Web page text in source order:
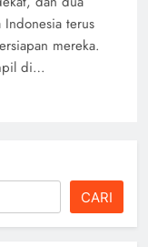
terus
mereka.
di…
CARI